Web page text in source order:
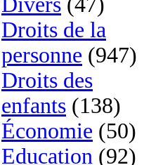
Droits de la
personne (947)
Droits des
enfants (138)
Économie (50)
Education (92)